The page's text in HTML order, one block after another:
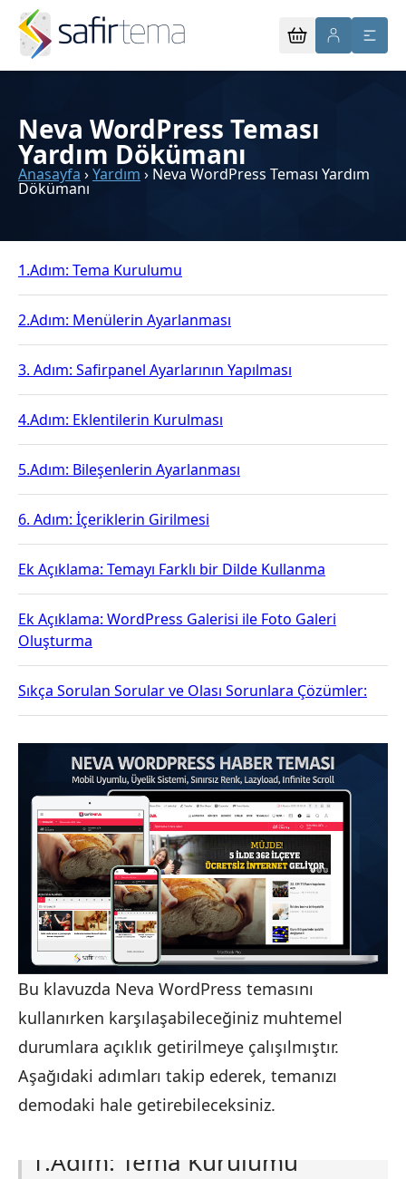
Neva WordPress Teması
Yardım Dökümanı
Anasayfa ›Yardım › Neva WordPress Teması Yardım
Dökümanı
Bu klavuzda Neva WordPress temasını
kullanırken karşılaşabileceğiniz muhtemel
durumlara açıklık getirilmeye çalışılmıştır.
Aşağıdaki adımları takip ederek, temanızı
demodaki hale getirebileceksiniz.
1.Adım: Tema Kurulumu
1.Adım: Tema Kurulumu
2.Adım: Menülerin Ayarlanması
3. Adım: Safirpanel Ayarlarının Yapılması
4.Adım: Eklentilerin Kurulması
5.Adım: Bileşenlerin Ayarlanması
6. Adım: İçeriklerin Girilmesi
Ek Açıklama: Temayı Farklı bir Dilde Kullanma
Ek Açıklama: WordPress Galerisi ile Foto Galeri
Oluşturma
Sıkça Sorulan Sorular ve Olası Sorunlara Çözümler: